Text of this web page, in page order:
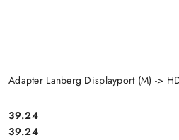
Adapter Lanberg Displayport (M) ->
Cena:
39.24
Cena:
39.24